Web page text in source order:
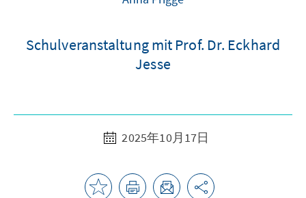
Schulveranstaltung mit Prof. Dr. Eckhard
Jesse
2025年10月17日